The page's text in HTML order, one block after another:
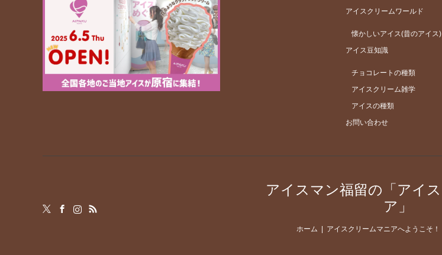
アイスクリームワールド
懐かしいアイス(昔のアイス)
アイス豆知識
チョコレートの種類
アイスクリーム雑学
アイスの種類
お問い合わせ
アイスマン福留の「アイ
ア」
ホーム アイスクリームマニアへようこそ！